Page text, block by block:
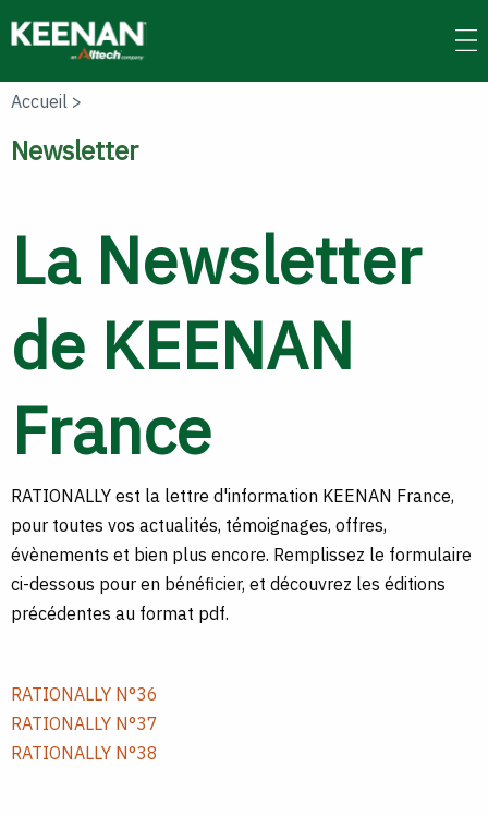
to
main
Accueil >
Newsletter
La Newsletter
de KEENAN
France
RATIONALLY est la lettre d'information KEENAN France,
pour toutes vos actualités, témoignages, offres,
évènements et bien plus encore. Remplissez le formulaire
ci-dessous pour en bénéficier, et découvrez les éditions
précédentes au format pdf.
RATIONALLY N°36
RATIONALLY N°37
RATIONALLY N°38